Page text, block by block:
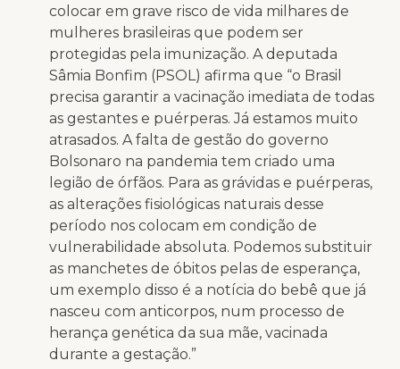
colocar em grave risco de vida milhares de
mulheres brasileiras que podem ser
protegidas pela imunização. A deputada
Sâmia Bonfim (PSOL) afirma que “o Brasil
precisa garantir a vacinação imediata de todas
as gestantes e puérperas. Já estamos muito
atrasados. A falta de gestão do governo
Bolsonaro na pandemia tem criado uma
legião de órfãos. Para as grávidas e puérperas,
as alterações fisiológicas naturais desse
período nos colocam em condição de
vulnerabilidade absoluta. Podemos substituir
as manchetes de óbitos pelas de esperança,
um exemplo disso é a notícia do bebê que já
nasceu com anticorpos, num processo de
herança genética da sua mãe, vacinada
durante a gestação.”